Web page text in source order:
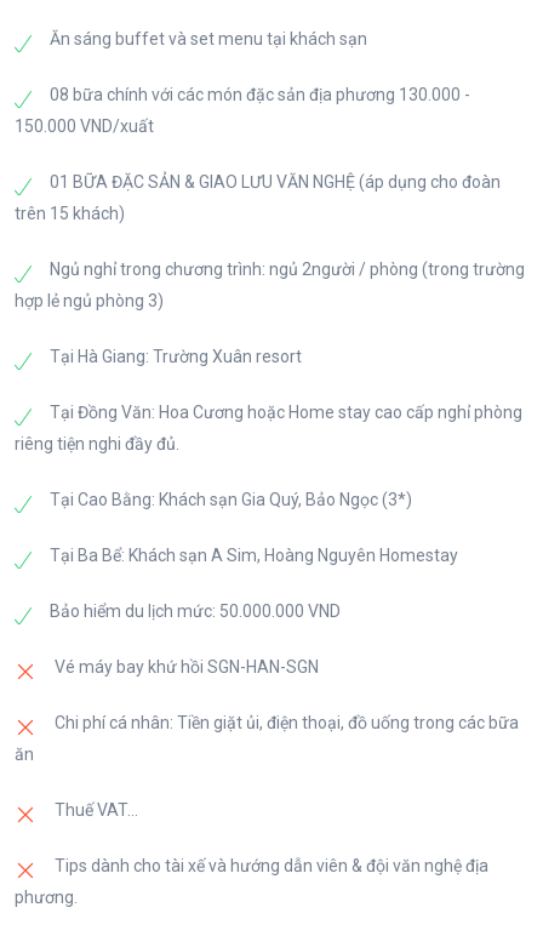
trúc độc đáo và những câu chuyện ly kỳ về Gia Tộc
được miêu tả là: “Nơi cúi mặt sát đất, ngẩng mặt
đụng trời”. Quý khách thăm quan Cột cờ Tổ Quốc và
có thể ngắm phong cảnh ruộng bậc thang đẹp mắt
xen kẽ những nhà trình tường của dân tộc Lô Lô
thăm khu phố cổ Đồng Văn, thưởng thức 1 ly cafe
Phố Cổ (chi phí tự túc) trong khung cảnh cổ kính,
tĩnh lặng của phố núi Đồng Văn. Ngủ đêm tại
đêm tại Ba Bể.
Ăn sáng buffet và set menu tại khách sạn
08 bữa chính với các món đặc sản địa phương 130.000 -
150.000 VND/xuất
01 BỮA ĐẶC SẢN & GIAO LƯU VĂN NGHỆ (áp dụng cho đoàn
trên 15 khách)
Ngủ nghỉ trong chương trình: ngủ 2người / phòng (trong trường
hợp lẻ ngủ phòng 3)
Tại Hà Giang: Trường Xuân resort
Tại Đồng Văn: Hoa Cương hoặc Home stay cao cấp nghỉ phòng
riêng tiện nghi đầy đủ.
Tại Cao Bằng: Khách sạn Gia Quý, Bảo Ngọc (3*)
Tại Ba Bể: Khách sạn A Sim, Hoàng Nguyên Homestay
Bảo hiểm du lịch mức: 50.000.000 VND
Vé máy bay khứ hồi SGN-HAN-SGN
Chi phí cá nhân: Tiền giặt ủi, điện thoại, đồ uống trong các bữa
ăn
Thuế VAT...
Tips dành cho tài xế và hướng dẫn viên & đội văn nghệ địa
phương.